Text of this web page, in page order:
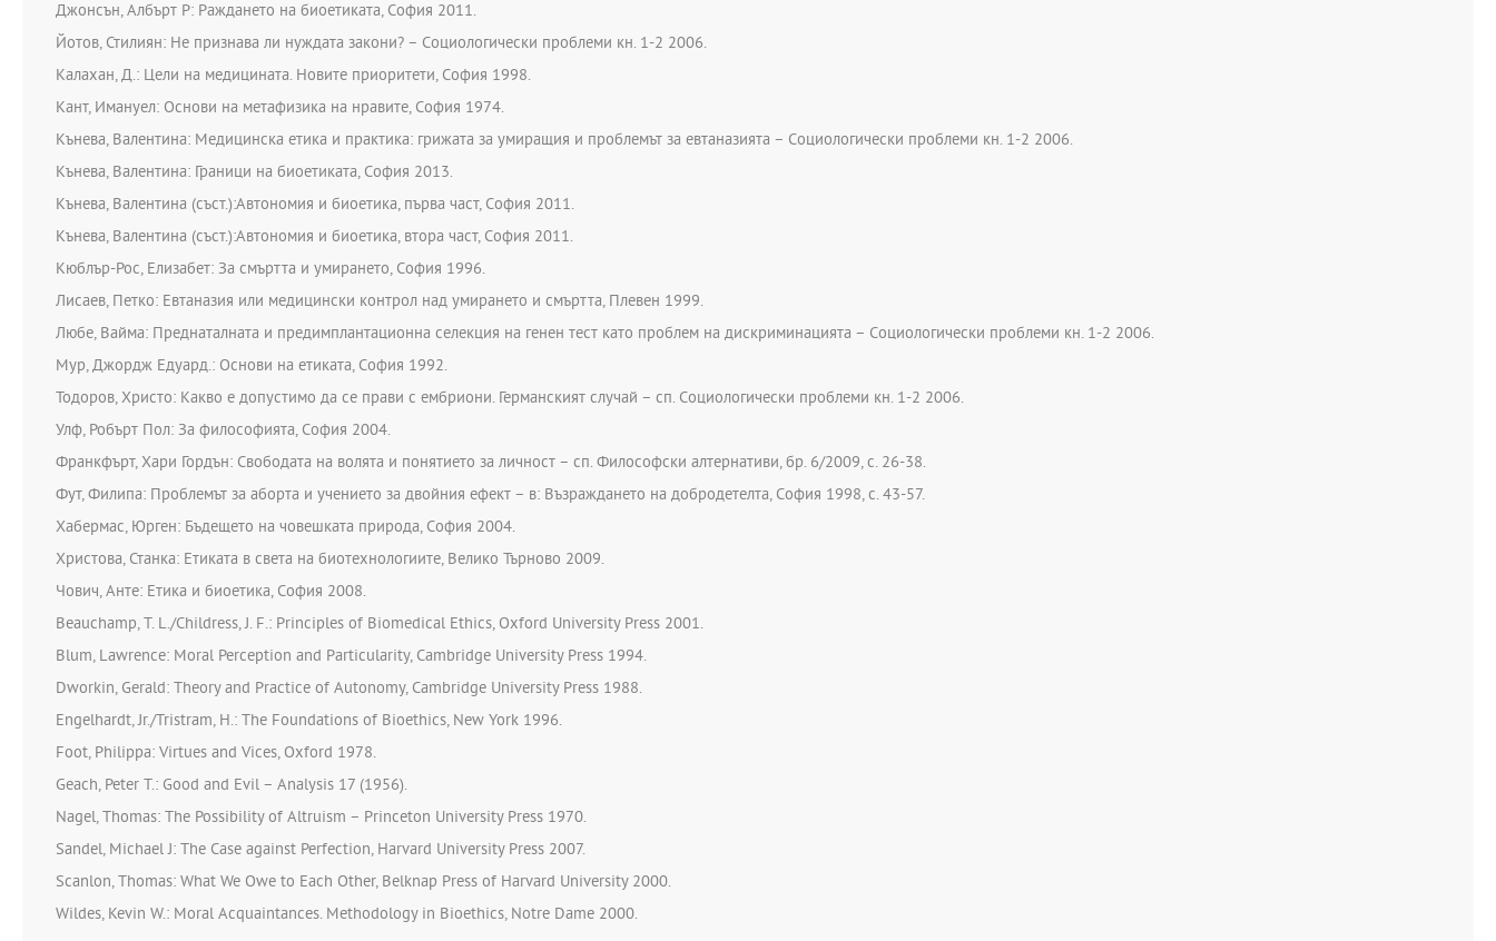
Джонсън, Албърт Р: Раждането на биоетиката, София 2011.
Йотов, Стилиян: Не признава ли нуждата закони? – Социологически проблеми кн. 1-2 2006.
Калахан, Д.: Цели на медицината. Новите приоритети, София 1998.
Кант, Имануел: Основи на метафизика на нравите, София 1974.
Кънева, Валентина: Медицинска етика и практика: грижата за умиращия и проблемът за евтаназията – Социологически проблеми кн. 1-2 2006.
Кънева, Валентина: Граници на биоетиката, София 2013.
Кънева, Валентина (съст.):Автономия и биоетика, първа част, София 2011.
Кънева, Валентина (съст.):Автономия и биоетика, втора част, София 2011.
Кюблър-Рос, Елизабет: За смъртта и умирането, София 1996.
Лисаев, Петко: Евтаназия или медицински контрол над умирането и смъртта, Плевен 1999.
Любе, Вайма: Преднаталната и предимплантационна селекция на генен тест като проблем на дискриминацията – Социологически проблеми кн. 1-2 2006.
Мур, Джордж Едуард.: Основи на етиката, София 1992.
Тодоров, Христо: Какво е допустимо да се прави с ембриони. Германският случай – сп. Социологически проблеми кн. 1-2 2006.
Улф, Робърт Пол: За философията, София 2004.
Франкфърт, Хари Гордън: Свободата на волята и понятието за личност – сп. Философски алтернативи, бр. 6/2009, с. 26-38.
Фут, Филипа: Проблемът за аборта и учението за двойния ефект – в: Възраждането на добродетелта, София 1998, с. 43-57.
Хабермас, Юрген: Бъдещето на човешката природа, София 2004.
Христова, Станка: Етиката в света на биотехнологиите, Велико Търново 2009.
Чович, Анте: Етика и биоетика, София 2008.
Beauchamp, T. L./Childress, J. F.: Principles of Biomedical Ethics, Oxford University Press 2001.
Blum, Lawrence: Moral Perception and Particularity, Cambridge University Press 1994.
Dworkin, Gerald: Theory and Practice of Autonomy, Cambridge University Press 1988.
Engelhardt, Jr./Tristram, H.: The Foundations of Bioethics, New York 1996.
Foot, Philippa: Virtues and Vices, Oxford 1978.
Geach, Peter T.: Good and Evil – Analysis 17 (1956).
Nagel, Thomas: The Possibility of Altruism – Princeton University Press 1970.
Sandel, Michael J: The Case against Perfection, Harvard University Press 2007.
Scanlon, Thomas: What We Owe to Each Other, Belknap Press of Harvard University 2000.
Wildes, Kevin W.: Moral Acquaintances. Methodology in Bioethics, Notre Dame 2000.